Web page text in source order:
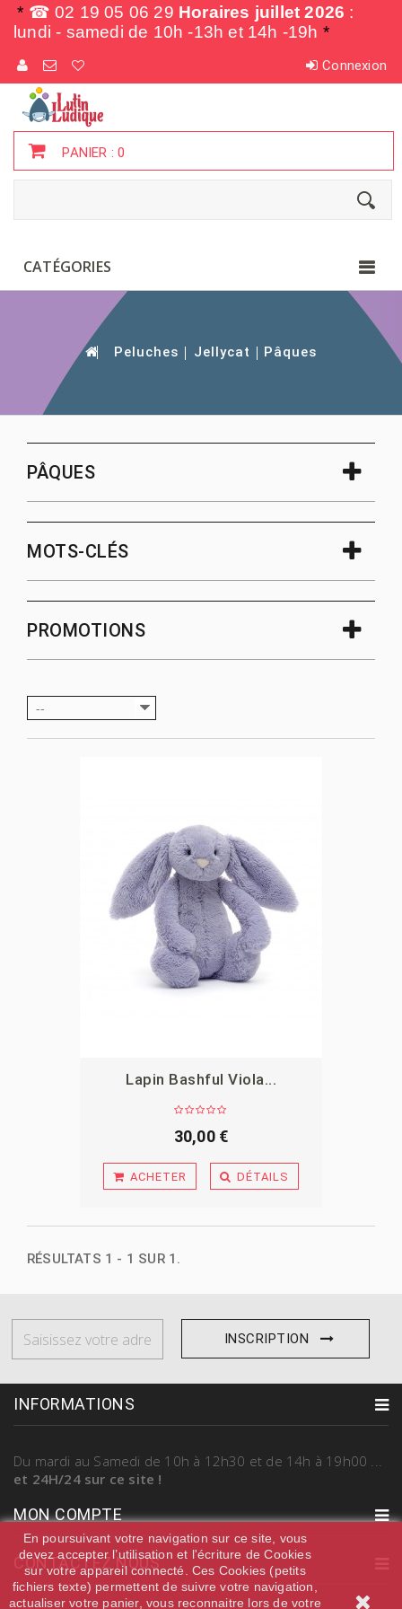
* ☎ 02 19 05 06 29 Horaires juillet 2026 :
lundi - samedi de 10h -13h et 14h -19h *
Connexion
PANIER :0
CATÉGORIES
Peluches Jellycat Pâques
PÂQUES
MOTS-CLÉS
PROMOTIONS
--
APERÇU
Lapin Bashful Viola...
30,00 €
ACHETER DÉTAILS
RÉSULTATS 1 - 1 SUR 1.
INSCRIPTION
INFORMATIONS
Du mardi au Samedi de 10h à 12h30 et de 14h à 19h00 ...
et 24H/24 sur ce site !
MON COMPTE
CONTACTEZ NOUS
En poursuivant votre navigation sur ce site, vous
devez accepter l’utilisation et l'écriture de Cookies
sur votre appareil connecté. Ces Cookies (petits
fichiers texte) permettent de suivre votre navigation,
actualiser votre panier, vous reconnaitre lors de votre